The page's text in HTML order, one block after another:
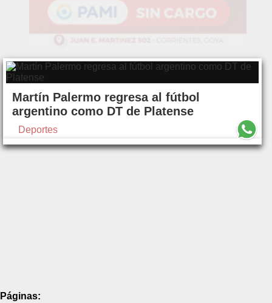
Martín Palermo regresa al fútbol
argentino como DT de Platense
Deportes
Páginas: